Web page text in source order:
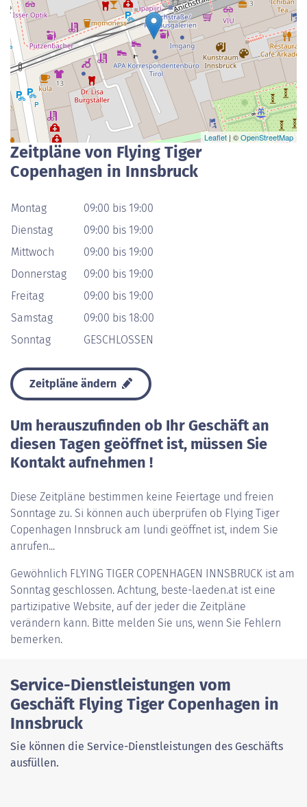
Leaflet| ©OpenStreetMap
Zeitpläne von Flying Tiger
Copenhagen in Innsbruck
Montag
09:00 bis 19:00
Dienstag
09:00 bis 19:00
Mittwoch
09:00 bis 19:00
Donnerstag
09:00 bis 19:00
Freitag
09:00 bis 19:00
Samstag
09:00 bis 18:00
Sonntag
GESCHLOSSEN
Zeitpläne ändern
Um herauszufinden ob Ihr Geschäft an
diesen Tagen geöffnet ist, müssen Sie
Kontakt aufnehmen !
Diese Zeitpläne bestimmen keine Feiertage und freien
Sonntage zu. Si können auch überprüfen ob Flying Tiger
Copenhagen Innsbruck am lundi geöffnet ist, indem Sie
anrufen...
Gewöhnlich FLYING TIGER COPENHAGEN INNSBRUCK ist am
Sonntag geschlossen. Achtung, beste-laeden.at ist eine
partizipative Website, auf der jeder die Zeitpläne
verändern kann. Bitte melden Sie uns, wenn Sie Fehlern
bemerken.
Service-Dienstleistungen vom
Geschäft Flying Tiger Copenhagen in
Innsbruck
Sie können die Service-Dienstleistungen des Geschäfts
ausfüllen.